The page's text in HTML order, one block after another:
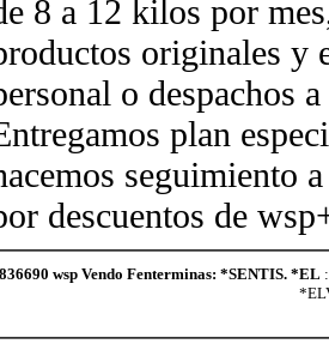
8 a 12 kilos por
originales y
o despachos
plan
seguimiento
descuentos de
wsp Vendo Fenterminas: *SENTIS. *EL